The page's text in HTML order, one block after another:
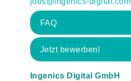
FAQ
Jetzt bewerben!
Ingenics Digital GmbH